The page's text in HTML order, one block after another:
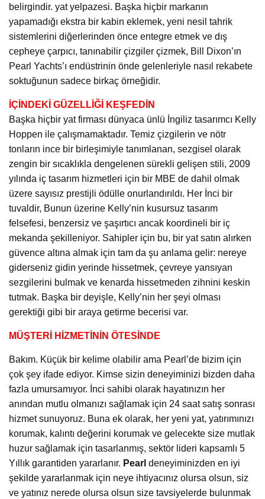
belirgindir. yat yelpazesi. Başka hiçbir markanın
yapamadığı ekstra bir kabin eklemek, yeni nesil tahrik
sistemlerini diğerlerinden önce entegre etmek ve dış
cepheye çarpıcı, tanınabilir çizgiler çizmek, Bill Dixon’ın
Pearl Yachts’ı endüstrinin önde gelenleriyle nasıl rekabete
soktuğunun sadece birkaç örneğidir.
İÇİNDEKİ GÜZELLİĞİ KEŞFEDİN
Başka hiçbir yat firması dünyaca ünlü İngiliz tasarımcı Kelly
Hoppen ile çalışmamaktadır. Temiz çizgilerin ve nötr
tonların ince bir birleşimiyle tanımlanan, sezgisel olarak
zengin bir sıcaklıkla dengelenen sürekli gelişen stili, 2009
yılında iç tasarım hizmetleri için bir MBE de dahil olmak
üzere sayısız prestijli ödülle onurlandırıldı. Her İnci bir
tuvaldir, Bunun üzerine Kelly’nin kusursuz tasarım
felsefesi, benzersiz ve şaşırtıcı ancak koordineli bir iç
mekanda şekilleniyor. Sahipler için bu, bir yat satın alırken
güvence altına almak için tam da şu anlama gelir: nereye
giderseniz gidin yerinde hissetmek, çevreye yansıyan
sezgilerini bulmak ve kenarda hissetmeden zihnini keskin
tutmak. Başka bir deyişle, Kelly’nin her şeyi olması
gerektiği gibi bir araya getirme becerisi var.
MÜŞTERİ HİZMETİNİN ÖTESİNDE
Bakım. Küçük bir kelime olabilir ama Pearl’de bizim için
çok şey ifade ediyor. Kimse sizin deneyiminizi bizden daha
fazla umursamıyor. İnci sahibi olarak hayatınızın her
anından mutlu olmanızı sağlamak için 24 saat satış sonrası
hizmet sunuyoruz. Buna ek olarak, her yeni yat, yatırımınızı
korumak, kalıntı değerini korumak ve gelecekte size mutlak
huzur sağlamak için tasarlanmış, sektör lideri kapsamlı 5
Yıllık garantiden yararlanır. Pearl deneyiminizden en iyi
şekilde yararlanmak için neye ihtiyacınız olursa olsun, siz
ve yatınız nerede olursa olsun size tavsiyelerde bulunmak